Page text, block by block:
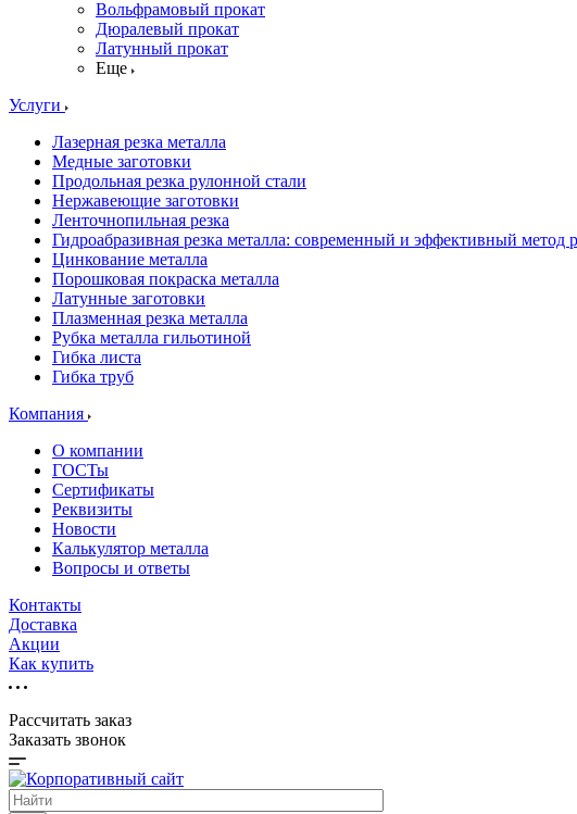
Вольфрамовый прокат
Дюралевый прокат
Латунный прокат
Еще
Услуги
Лазерная резка металла
Медные заготовки
Продольная резка рулонной стали
Нержавеющие заготовки
Ленточнопильная резка
Гидроабразивная резка металла: современный и эффективный метод
Цинкование металла
Порошковая покраска металла
Латунные заготовки
Плазменная резка металла
Рубка металла гильотиной
Гибка листа
Гибка труб
Компания
О компании
ГОСТы
Сертификаты
Реквизиты
Новости
Калькулятор металла
Вопросы и ответы
Контакты
Доставка
Акции
Как купить
Рассчитать заказ
Заказать звонок